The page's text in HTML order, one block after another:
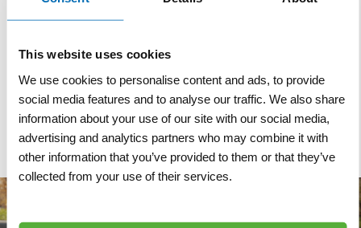
This website uses cookies
We use cookies to personalise content and ads, to provide
social media features and to analyse our traffic. We also share
information about your use of our site with our social media,
advertising and analytics partners who may combine it with
other information that you’ve provided to them or that they’ve
collected from your use of their services.
Materiaal
Reflectieklasse R3 (klasse 3)
Dubbel omgezette rand